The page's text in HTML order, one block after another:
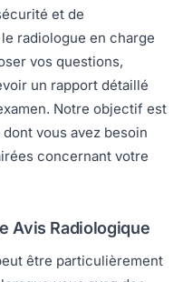
et de
radiologue en charge
vos questions,
un rapport détaillé
Notre objectif est
vous avez besoin
concernant votre
Avis Radiologique
être particulièrement